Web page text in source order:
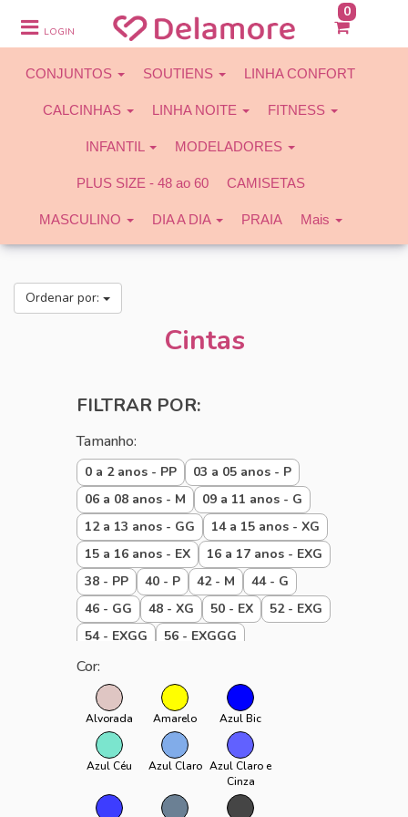
CONJUNTOS
INFANTIL
MODELADORES
PLUS SIZE - 48 ao 60
LOGIN
0
CONJUNTOS SOUTIENS LINHA CONFORT
CALCINHAS LINHA NOITE FITNESS
INFANTIL MODELADORES
PLUS SIZE - 48 ao 60 CAMISETAS
MASCULINO DIA A DIA PRAIA Mais
Ordenar por:
Cintas
FILTRAR POR:
Tamanho:
0 a 2 anos - PP
03 a 05 anos - P
06 a 08 anos - M
09 a 11 anos - G
12 a 13 anos - GG
14 a 15 anos - XG
15 a 16 anos - EX
16 a 17 anos - EXG
38 - PP
40 - P 42 - M
44 - G
46 - GG
48 - XG 50 - EX
52 - EXG
54 - EXGG
56 - EXGGG
Baby 00 a 01 P
Baby 02 a 03 G
Baby até 1 ano
padrão
PPP U
Cor:
Alvorada Amarelo Azul Bic
Azul Céu Azul Claro Azul Claro e
Cinza